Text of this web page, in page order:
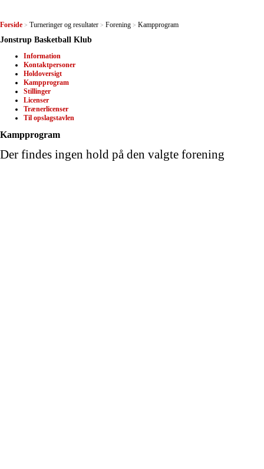
Forside > Turneringer og resultater > Forening > Kampprogram
Jonstrup Basketball Klub
Information
Kontaktpersoner
Holdoversigt
Kampprogram
Stillinger
Licenser
Trænerlicenser
Til opslagstavlen
Kampprogram
Der findes ingen hold på den valgte forening